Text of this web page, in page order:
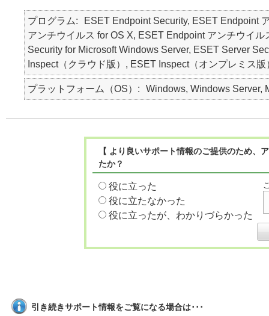
プログラム
ESET Endpoint Security, ESET Endpoint
アンチウイルス for OS X, ESET Endpoint アンチウイ
Security for Microsoft Windows Server, ESET Server
Inspect（クラウド版）, ESET Inspect（オンプレミス
プラットフォーム（OS） Windows, Windows Server,
【 より良いサポート情報のご提供のため
たか？
役に立った
役に立たなかった
役に立ったが、わかりづらかった
引き続きサポート情報をご覧になる場合は･･･